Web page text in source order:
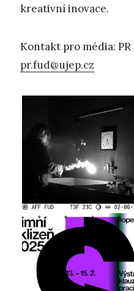
kreativní inovace.
Kontakt pro média:
pr.fud@ujep.cz